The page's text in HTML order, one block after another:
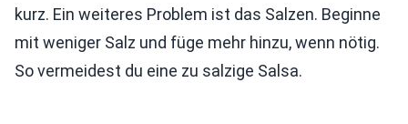
kurz. Ein weiteres Problem ist das Salzen. Beginne
mit weniger Salz und füge mehr hinzu, wenn nötig.
So vermeidest du eine zu salzige Salsa.